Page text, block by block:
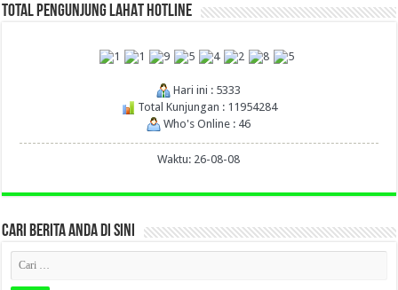
TOTAL PENGUNJUNG LAHAT HOTLINE
Hari ini : 5333
Total Kunjungan : 11954284
Who's Online : 46
Waktu: 26-08-08
CARI BERITA ANDA DI SINI